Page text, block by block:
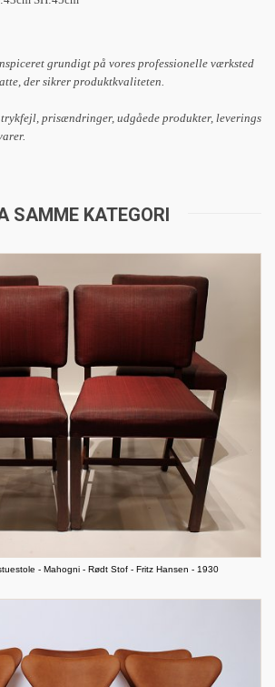
grundigt på vores professionelle værksted
der sikrer produktkvaliteten.
prisændringer, udgåede produkter, leverings
SAMME KATEGORI
- Mahogni - Rødt Stof - Fritz Hansen - 1930